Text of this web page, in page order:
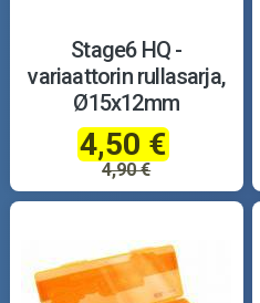
Stage6 HQ -
variaattorin rullasarja,
Ø15x12mm
4,50 €
4,90 €